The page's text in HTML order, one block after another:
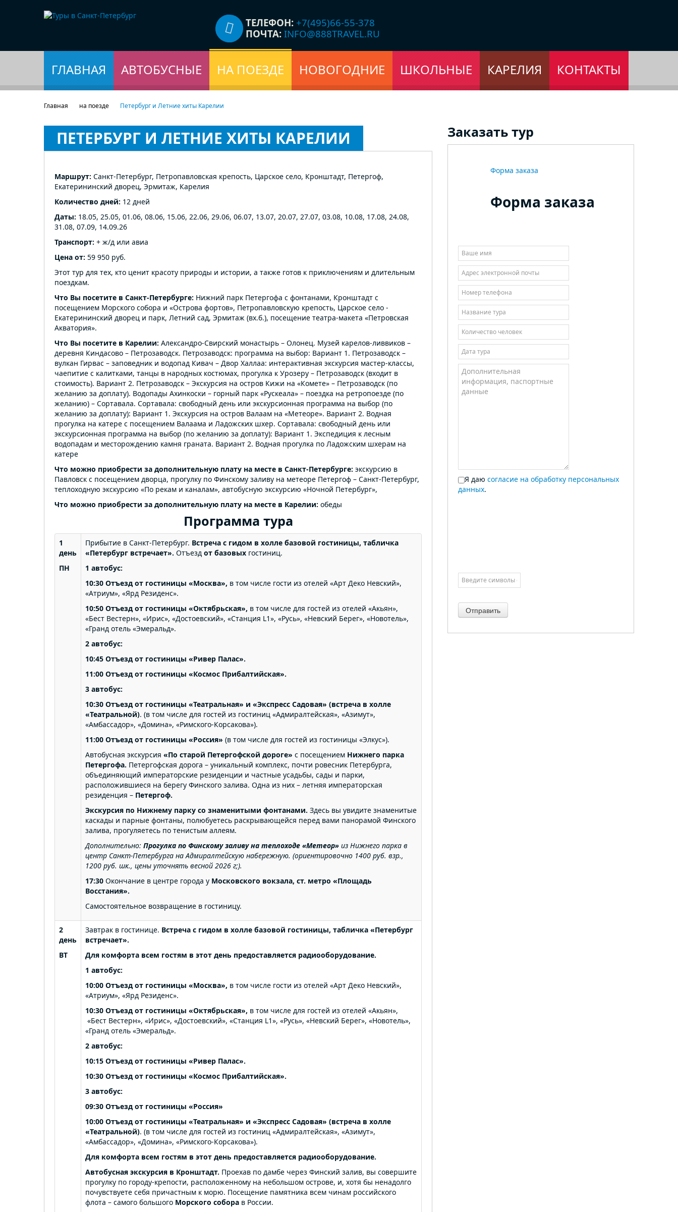
ТЕЛЕФОН: +7(495)66-55-378
ПОЧТА: INFO@888TRAVEL.RU
ГЛАВНАЯ АВТОБУСНЫЕ НА ПОЕЗДЕ НОВОГОДНИЕ ШКОЛЬНЫЕ КАРЕЛИЯ КОНТАКТЫ
Главная на поезде Петербург и Летние хиты Карелии
ПЕТЕРБУРГ И ЛЕТНИЕ ХИТЫ КАРЕЛИИ
Маршрут: Санкт-Петербург, Петропавловская крепость, Царское село, Кронштадт, Петергоф,
Екатерининский дворец, Эрмитаж, Карелия
Количество дней: 12 дней
Даты: 18.05, 25.05, 01.06, 08.06, 15.06, 22.06, 29.06, 06.07, 13.07, 20.07, 27.07, 03.08, 10.08, 17.08, 24.08,
31.08, 07.09, 14.09.26
Транспорт: + ж/д или авиа
Цена от: 59 950 руб.
Этот тур для тех, кто ценит красоту природы и истории, а также готов к приключениям и длительным
поездкам.
Что Вы посетите в Санкт-Петербурге: Нижний парк Петергофа с фонтанами, Кронштадт с
посещением Морского собора и «Острова фортов», Петропавловскую крепость, Царское село -
Екатерининский дворец и парк, Летний сад, Эрмитаж (вх.б.), посещение театра-макета «Петровская
Акватория».
Что Вы посетите в Карелии: Александро-Свирский монастырь – Олонец. Музей карелов-ливвиков –
деревня Киндасово – Петрозаводск. Петрозаводск: программа на выбор: Вариант 1. Петрозаводск –
вулкан Гирвас – заповедник и водопад Кивач – Двор Халлаа: интерактивная экскурсия мастер-классы,
чаепитие с калитками, танцы в народных костюмах, прогулка к Урозеру – Петрозаводск (входит в
стоимость). Вариант 2. Петрозаводск – Экскурсия на остров Кижи на «Комете» – Петрозаводск (по
желанию за доплату). Водопады Ахинкоски – горный парк «Рускеала» – поездка на ретропоезде (по
желанию) – Сортавала. Сортавала: свободный день или экскурсионная программа на выбор (по
желанию за доплату): Вариант 1. Экскурсия на остров Валаам на «Метеоре». Вариант 2. Водная
прогулка на катере с посещением Валаама и Ладожских шхер. Сортавала: свободный день или
экскурсионная программа на выбор (по желанию за доплату): Вариант 1. Экспедиция к лесным
водопадам и месторождению камня граната. Вариант 2. Водная прогулка по Ладожским шхерам на
катере
Что можно приобрести за дополнительную плату на месте в Санкт-Петербурге: экскурсию в
Павловск с посещением дворца, прогулку по Финскому заливу на метеоре Петергоф – Санкт-Петербург,
теплоходную экскурсию «По рекам и каналам», автобусную экскурсию «Ночной Петербург»,
Что можно приобрести за дополнительную плату на месте в Карелии: обеды
Программа тура
1
день
ПН
Прибытие в Санкт-Петербург. Встреча с гидом в холле базовой гостиницы, табличка
«Петербург встречает». Отъезд от базовых гостиниц.
1 автобус:
10:30 Отъезд от гостиницы «Москва», в том числе гости из отелей «Арт Деко Невский»,
«Атриум», «Ярд Резиденс».
10:50 Отъезд от гостиницы «Октябрьская», в том числе для гостей из отелей «Акьян»,
«Бест Вестерн», «Ирис», «Достоевский», «Станция L1», «Русь», «Невский Берег», «Новотель»,
«Гранд отель «Эмеральд».
2 автобус:
10:45 Отъезд от гостиницы «Ривер Палас».
11:00 Отъезд от гостиницы «Космос Прибалтийская».
3 автобус:
10:30 Отъезд от гостиницы «Театральная» и «Экспресс Садовая» (встреча в холле
«Театральной). (в том числе для гостей из гостиниц «Адмиралтейская», «Азимут»,
«Амбассадор», «Домина», «Римского-Корсакова»).
11:00 Отъезд от гостиницы «Россия» (в том числе для гостей из гостиницы «Элкус»).
Автобусная экскурсия «По старой Петергофской дороге» с посещением Нижнего парка
Петергофа. Петергофская дорога – уникальный комплекс, почти ровесник Петербурга,
объединяющий императорские резиденции и частные усадьбы, сады и парки,
расположившиеся на берегу Финского залива. Одна из них – летняя императорская
резиденция – Петергоф.
Экскурсия по Нижнему парку со знаменитыми фонтанами. Здесь вы увидите знаменитые
каскады и парные фонтаны, полюбуетесь раскрывающейся перед вами панорамой Финского
залива, прогуляетесь по тенистым аллеям.
Дополнительно: Прогулка по Финскому заливу на теплоходе «Метеор» из Нижнего парка в
центр Санкт-Петербурга на Адмиралтейскую набережную. (ориентировочно 1400 руб. взр.,
1200 руб. шк., цены уточнять весной 2026 г;).
17:30 Окончание в центре города у Московского вокзала, ст. метро «Площадь
Восстания».
Самостоятельное возвращение в гостиницу.
2
день
ВТ
Завтрак в гостинице. Встреча с гидом в холле базовой гостиницы, табличка «Петербург
встречает».
Для комфорта всем гостям в этот день предоставляется радиооборудование.
1 автобус:
10:00 Отъезд от гостиницы «Москва», в том числе гости из отелей «Арт Деко Невский»,
«Атриум», «Ярд Резиденс».
10:30 Отъезд от гостиницы «Октябрьская», в том числе для гостей из отелей «Акьян»,
«Бест Вестерн», «Ирис», «Достоевский», «Станция L1», «Русь», «Невский Берег», «Новотель»,
«Гранд отель «Эмеральд».
2 автобус:
10:15 Отъезд от гостиницы «Ривер Палас».
10:30 Отъезд от гостиницы «Космос Прибалтийская».
3 автобус:
09:30 Отъезд от гостиницы «Россия»
10:00 Отъезд от гостиницы «Театральная» и «Экспресс Садовая» (встреча в холле
«Театральной). (в том числе для гостей из гостиниц «Адмиралтейская», «Азимут»,
«Амбассадор», «Домина», «Римского-Корсакова»).
Для комфорта всем гостям в этот день предоставляется радиооборудование.
Автобусная экскурсия в Кронштадт. Проехав по дамбе через Финский залив, вы совершите
прогулку по городу-крепости, расположенному на небольшом острове, и, хотя бы ненадолго
почувствуете себя причастным к морю. Посещение памятника всем чинам российского
флота – самого большого Морского собора в России.
Заказать тур
Форма заказа
Форма заказа
Я даю согласие на обработку персональных
данных.
Отправить